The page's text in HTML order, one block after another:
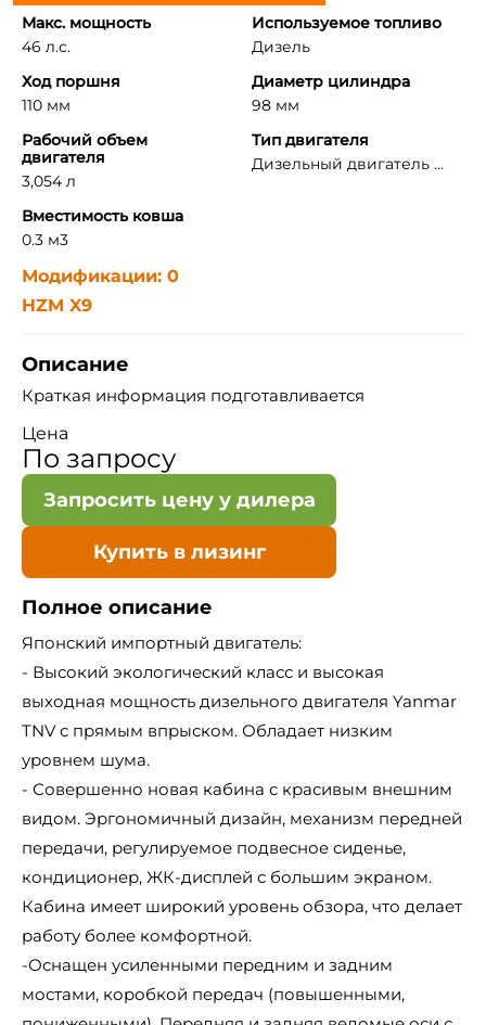
Макс. мощность
46 л.с.
Используемое топливо
Дизель
Ход поршня
110 мм
Диаметр цилиндра
98 мм
Рабочий объем
двигателя
3,054 л
Тип двигателя
Дизельный двигатель ...
Вместимость ковша
0.3 м3
Модификации: 0
HZM X9
Описание
Краткая информация подготавливается
Цена
По запросу
Запросить цену у дилера
Купить в лизинг
Полное описание
Японский импортный двигатель:
- Высокий экологический класс и высокая
выходная мощность дизельного двигателя Yanmar
TNV с прямым впрыском. Обладает низким
уровнем шума.
- Совершенно новая кабина с красивым внешним
видом. Эргономичный дизайн, механизм передней
передачи, регулируемое подвесное сиденье,
кондиционер, ЖК-дисплей с большим экраном.
Кабина имеет широкий уровень обзора, что делает
работу более комфортной.
-Оснащен усиленными передним и задним
мостами, коробкой передач (повышенными,